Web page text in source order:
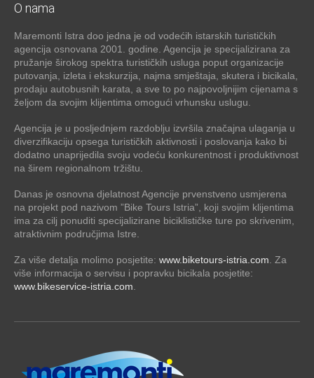
O nama
Maremonti Istra doo jedna je od vodećih istarskih turističkih
agencija osnovana 2001. godine. Agencija je specijalizirana za
pružanje širokog spektra turističkih usluga poput organizacije
putovanja, izleta i ekskurzija, najma smještaja, skutera i bicikala,
prodaju autobusnih karata, a sve to po najpovoljnijim cijenama s
željom da svojim klijentima omogući vrhunsku uslugu.
Agencija je u posljednjem razdoblju izvršila značajna ulaganja u
diverzifikaciju opsega turističkih aktivnosti i poslovanja kako bi
dodatno unaprijedila svoju vodeću konkurentnost i produktivnost
na širem regionalnom tržištu.
Danas je osnovna djelatnost Agencije prvenstveno usmjerena
na projekt pod nazivom ”Bike Tours Istria”, koji svojim klijentima
ima za cilj ponuditi specijalizirane biciklističke ture po skrivenim,
atraktivnim područjima Istre.
Za više detalja molimo posjetite: www.biketours-istria.com. Za
više informacija o servisu i popravku bicikala posjetite:
www.bikeservice-istria.com.